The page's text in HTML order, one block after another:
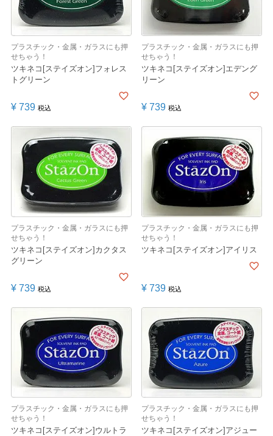
プラスチック・金属・ガラスにも押
せちゃう！
ツキネコ[ステイズオン]フォレス
トグリーン
¥ 739 税込
プラスチック・金属・ガラスにも押
せちゃう！
ツキネコ[ステイズオン]エデング
リーン
¥ 739 税込
プラスチック・金属・ガラスにも押
せちゃう！
ツキネコ[ステイズオン]カクタス
グリーン
¥ 739 税込
プラスチック・金属・ガラスにも押
せちゃう！
ツキネコ[ステイズオン]アイリス
¥ 739 税込
プラスチック・金属・ガラスにも押
せちゃう！
ツキネコ[ステイズオン]ウルトラ
プラスチック・金属・ガラスにも押
せちゃう！
ツキネコ[ステイズオン]アジュー